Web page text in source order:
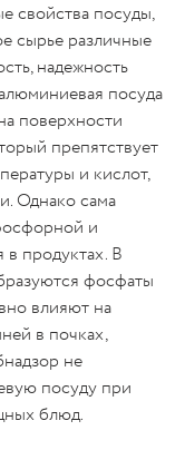
свойства посуды,
сырье различные
надежность
посуда
поверхности
препятствует
и кислот,
Однако сама
и
продуктах. В
фосфаты
влияют на
в почках,
не
посуду при
блюд.